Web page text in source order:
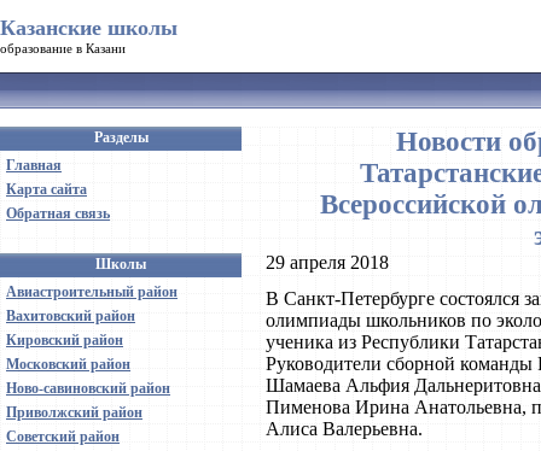
Казанские школы
образование в Казани
Разделы
Главная
Карта сайта
Обратная связь
Школы
Авиастроительный район
Вахитовский район
Кировский район
Московский район
Ново-савиновский район
Приволжский район
Советский район
Новости
Всероссийской
29 апреля 2018
В Санкт-Петербурге состоялся
олимпиады школьников по
ученика из Республики
Руководители сборной
Шамаева Альфия
Пименова Ирина
Алиса Валерьевна.